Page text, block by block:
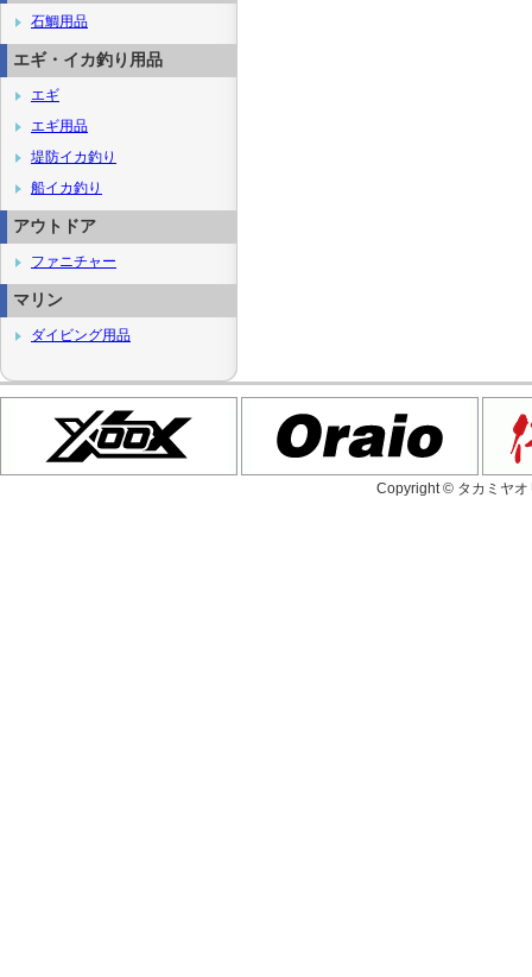
石鯛用品
エギ・イカ釣り用品
エギ
エギ用品
堤防イカ釣り
船イカ釣り
アウトドア
ファニチャー
マリン
ダイビング用品
Copyright © タカミヤ